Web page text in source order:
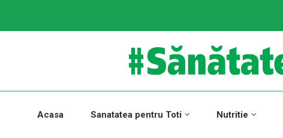
Acasa Sanatatea pentru Toti Nutritie